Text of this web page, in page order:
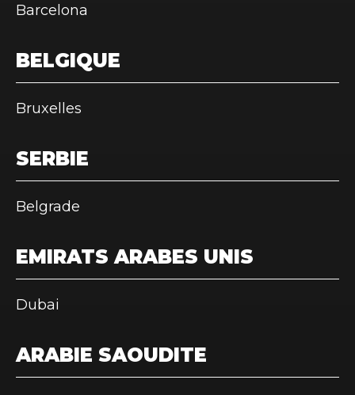
Barcelona
BELGIQUE
Bruxelles
SERBIE
Belgrade
EMIRATS ARABES UNIS
Dubai
ARABIE SAOUDITE